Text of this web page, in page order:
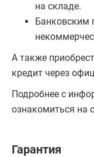
на складе.
Банковским
А также
кредит через
Подробнее с
ознакомиться на
Гарантия